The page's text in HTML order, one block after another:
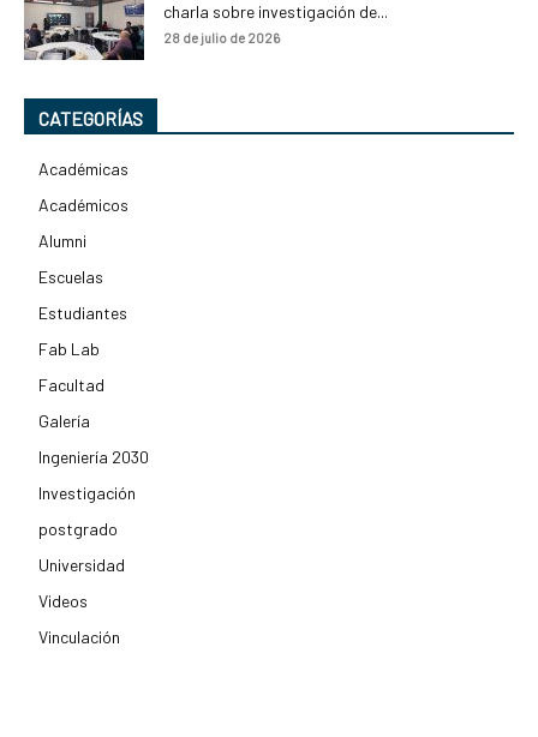
charla sobre investigación de...
28 de julio de 2026
CATEGORÍAS
Académicas
Académicos
Alumni
Escuelas
Estudiantes
Fab Lab
Facultad
Galería
Ingeniería 2030
Investigación
postgrado
Universidad
Videos
Vinculación